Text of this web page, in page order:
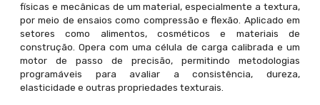
físicas e mecânicas de um material, especialmente a textura,
por meio de ensaios como compressão e flexão. Aplicado em
setores como alimentos, cosméticos e materiais de
construção. Opera com uma célula de carga calibrada e um
motor de passo de precisão, permitindo metodologias
programáveis para avaliar a consistência, dureza,
elasticidade e outras propriedades texturais.